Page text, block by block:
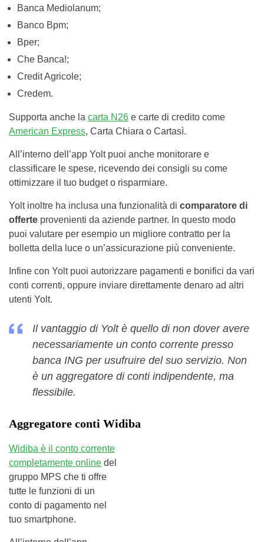
Banca Mediolanum;
Banco Bpm;
Bper;
Che Banca!;
Credit Agricole;
Credem.
Supporta anche la carta N26 e carte di credito come
American Express, Carta Chiara o Cartasì.
All’interno dell’app Yolt puoi anche monitorare e
classificare le spese, ricevendo dei consigli su come
ottimizzare il tuo budget o risparmiare.
Yolt inoltre ha inclusa una funzionalità di comparatore di
offerte provenienti da aziende partner. In questo modo
puoi valutare per esempio un migliore contratto per la
bolletta della luce o un’assicurazione più conveniente.
Infine con Yolt puoi autorizzare pagamenti e bonifici da vari
conti correnti, oppure inviare direttamente denaro ad altri
utenti Yolt.
Il vantaggio di Yolt è quello di non dover avere
necessariamente un conto corrente presso
banca ING per usufruire del suo servizio. Non
è un aggregatore di conti indipendente, ma
flessibile.
Aggregatore conti Widiba
Widiba è il conto corrente
completamente online del
gruppo MPS che ti offre
tutte le funzioni di un
conto di pagamento nel
tuo smartphone.